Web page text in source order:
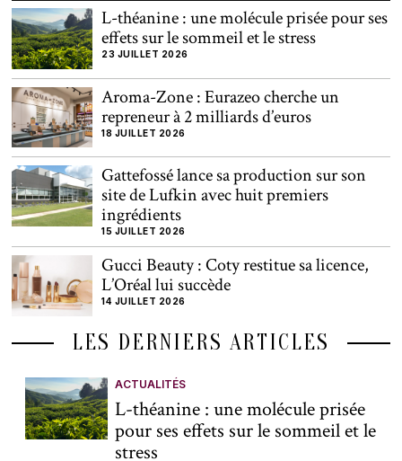
L-théanine : une molécule prisée pour ses
effets sur le sommeil et le stress
23 JUILLET 2026
Aroma-Zone : Eurazeo cherche un
repreneur à 2 milliards d’euros
18 JUILLET 2026
Gattefossé lance sa production sur son
site de Lufkin avec huit premiers
ingrédients
15 JUILLET 2026
Gucci Beauty : Coty restitue sa licence,
L’Oréal lui succède
14 JUILLET 2026
LES DERNIERS ARTICLES
ACTUALITÉS
L-théanine : une molécule prisée
pour ses effets sur le sommeil et le
stress